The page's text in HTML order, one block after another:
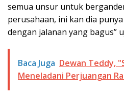
semua unsur untuk
perusahaan, ini kan dia
dengan jalanan yang bagus”
Baca Juga Dewan Teddy,
Meneladani Perjuangan